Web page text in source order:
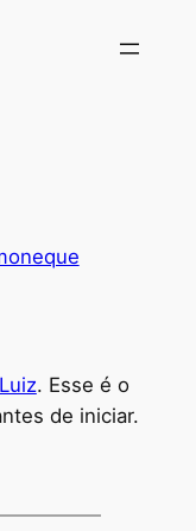
. Esse é o
de iniciar.